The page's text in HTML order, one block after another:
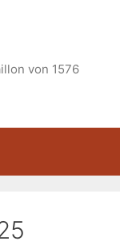
von 1576